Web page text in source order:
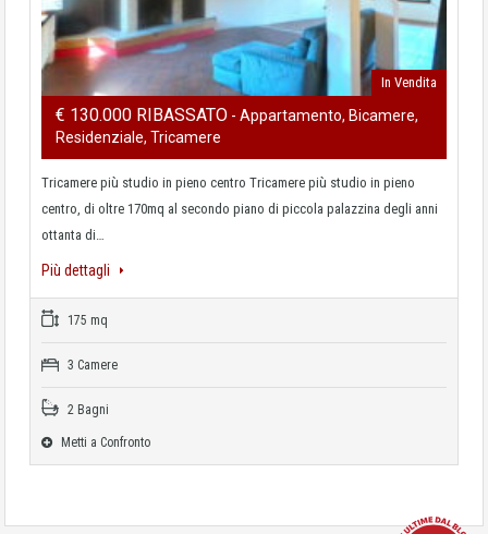
In Vendita
€ 130.000 RIBASSATO - Appartamento, Bicamere,
Residenziale, Tricamere
Tricamere più studio in pieno centro Tricamere più studio in pieno
centro, di oltre 170mq al secondo piano di piccola palazzina degli anni
ottanta di…
Più dettagli
175 mq
3 Camere
2 Bagni
Metti a Confronto